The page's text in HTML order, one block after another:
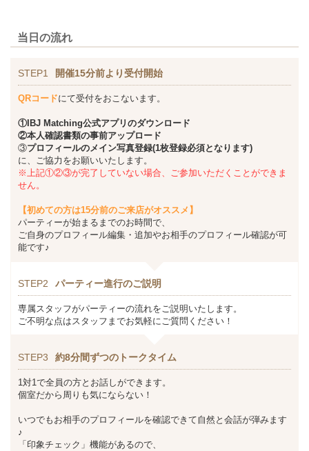
当日の流れ
STEP1 開催15分前より受付開始
QRコードにて受付をおこないます。
①IBJ Matching公式アプリのダウンロード
②本人確認書類の事前アップロード
③プロフィールのメイン写真登録(1枚登録必須となります)
に、ご協力をお願いいたします。
※上記①②③が完了していない場合、ご参加いただくことができま
せん。
【初めての方は15分前のご来店がオススメ】
パーティーが始まるまでのお時間で、
ご自身のプロフィール編集・追加やお相手のプロフィール確認が可
能です♪
STEP2 パーティー進行のご説明
専属スタッフがパーティーの流れをご説明いたします。
ご不明な点はスタッフまでお気軽にご質問ください！
STEP3 約8分間ずつのトークタイム
1対1で全員の方とお話しができます。
個室だから周りも気にならない！
いつでもお相手のプロフィールを確認できて自然と会話が弾みます
♪
「印象チェック」機能があるので、